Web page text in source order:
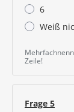
6
Weiß
Zeile!
Frage 5